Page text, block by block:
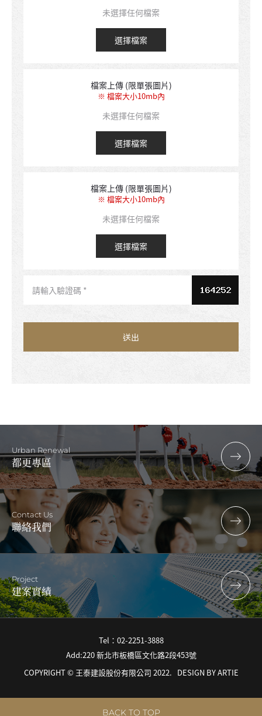
選擇檔案
未選擇任何檔案
檔案上傳 (限單張圖片)
※ 檔案大小10mb內
選擇檔案
未選擇任何檔案
檔案上傳 (限單張圖片)
※ 檔案大小10mb內
選擇檔案
未選擇任何檔案
Urban Renewal
都更專區
Contact Us
聯絡我們
Project
建案實績
Tel：02-2251-3888
Add:220 新北市板橋區文化路2段453號
COPYRIGHT © 王泰建設股份有限公司 2022. DESIGN BYARTIE